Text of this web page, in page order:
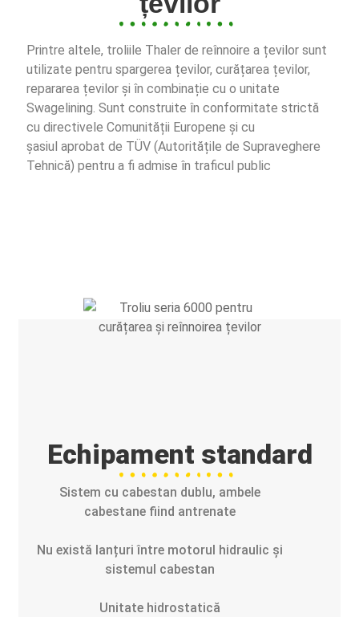
Printre altele, troliile Thaler de reînnoire a țevilor sunt
utilizate pentru spargerea țevilor, curățarea țevilor,
repararea țevilor șiîn combinație cu o unitate
Swagelining.Sunt construite în conformitate strictă
cu directivele Comunității Europene și cu
șasiulaprobat de TÜV (Autoritățile de Supraveghere
Tehnică) pentru a fi admise în traficul public
Echipament standard
Sistem cu cabestan dublu, ambele
cabestane fiind antrenate
Nu există lanțuri între motorul hidraulic și
sistemul cabestan
Unitate hidrostatică